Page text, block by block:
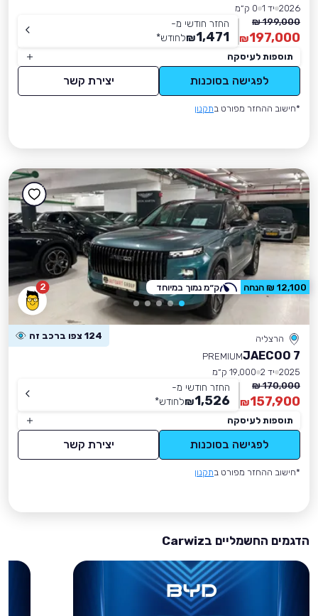
2026 יד 1
0 ק״מ
199,000 ₪
197,000
₪
החזר חודשי מ-
1,471
₪לחודש*
תוספות לעיסקה
לפגישה בסוכנות יצירת קשר
*חישוב ההחזר מפורט בתקנון
2
הרצליה 124 צפו ברכב זה
JAECOO 7
PREMIUM
2025 יד 2
19,000 ק״מ
170,000 ₪
157,900
₪
החזר חודשי מ-
1,526
₪לחודש*
תוספות לעיסקה
לפגישה בסוכנות יצירת קשר
*חישוב ההחזר מפורט בתקנון
12,100 ₪ הנחה ק״מ נמוך במיוחד
הדגמים החשמליים בCarwiz